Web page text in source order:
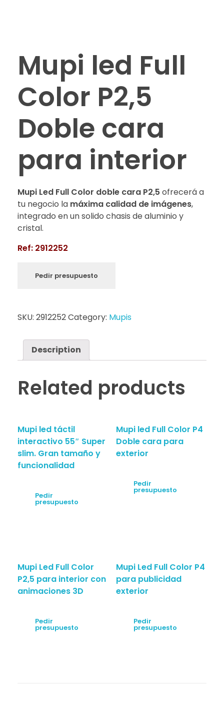
Mupi led Full
Color P2,5
Doble cara
para interior
Mupi Led Full Color doble cara P2,5 ofrecerá a
tu negocio la máxima calidad de imágenes,
integrado en un solido chasis de aluminio y
cristal.
Ref: 2912252
Pedir presupuesto
SKU: 2912252Category: Mupis
Description
Related products
Mupi led táctil
interactivo 55″ Super
slim. Gran tamaño y
funcionalidad
Pedir
presupuesto
Mupi led Full Color P4
Doble cara para
exterior
Pedir
presupuesto
Mupi Led Full Color
P2,5 para interior con
animaciones 3D
Pedir
presupuesto
Mupi Led Full Color P4
para publicidad
exterior
Pedir
presupuesto